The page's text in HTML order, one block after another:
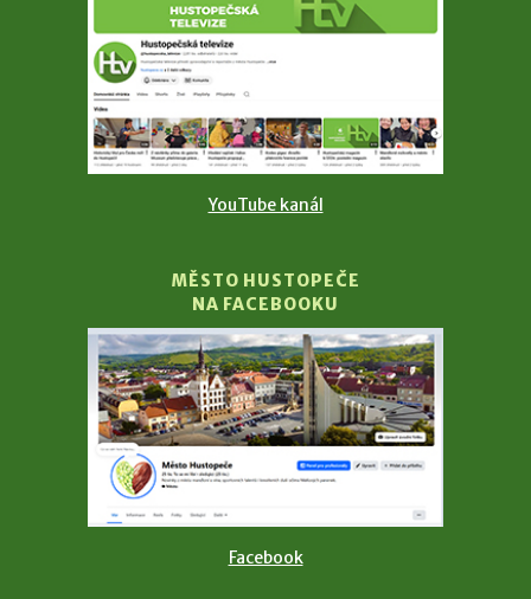
YouTube kanál
MĚSTO HUSTOPEČE
NA FACEBOOKU
Facebook